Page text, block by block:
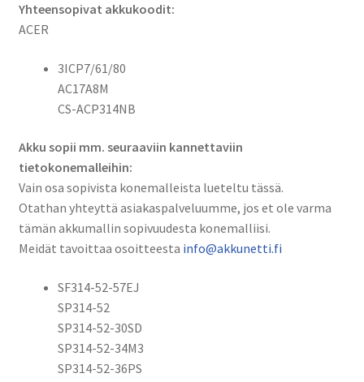
ACP314NB
määrä
Yhteensopivat akkukoodit:
ACER
3ICP7/61/80
AC17A8M
CS-ACP314NB
Akku sopii mm. seuraaviin kannettaviin
tietokonemalleihin:
Vain osa sopivista konemalleista lueteltu tässä.
Otathan yhteyttä asiakaspalveluumme, jos et ole varma
tämän akkumallin sopivuudesta konemalliisi.
Meidät tavoittaa osoitteesta info@akkunetti.fi
SF314-52-57EJ
SP314-52
SP314-52-30SD
SP314-52-34M3
SP314-52-36PS